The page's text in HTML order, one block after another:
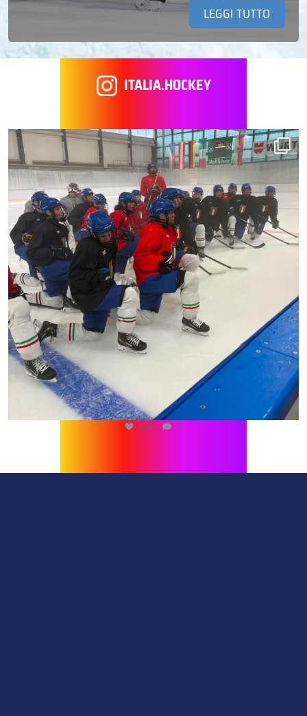
LEGGI TUTTO
ITALIA.HOCKEY
432 0